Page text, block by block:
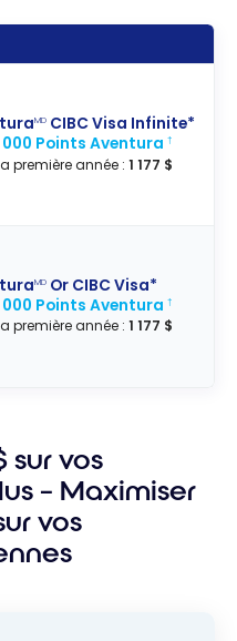
MD CIBC Visa Infinite*
Points Aventura†
première année : 1 177 $
MD Or CIBC Visa*
Points Aventura†
première année : 1 177 $
sur vos
– Maximiser
vos